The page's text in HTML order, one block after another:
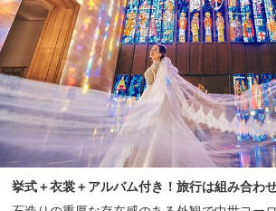
挙式＋衣裳＋アルバム付き！旅行は組み合わせ